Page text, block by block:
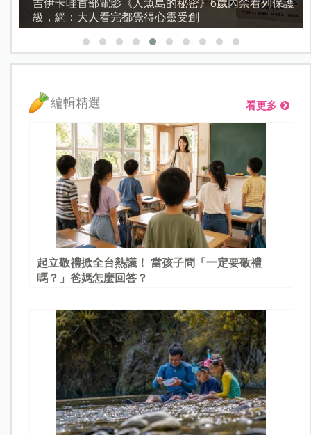
資優教育15問！師鐸獎名師陳宥妤：資優教育的核心，
不是成績而是讀懂孩子的心理準備度
編輯精選 看更多
起立敬禮掀全台熱議！ 當孩子問「一定要敬禮
嗎？」爸媽怎麼回答？